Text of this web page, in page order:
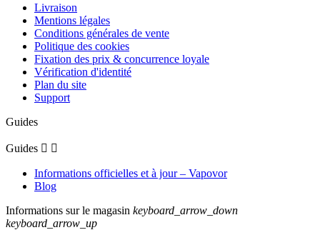
Livraison
Mentions légales
Conditions générales de vente
Politique des cookies
Fixation des prix & concurrence loyale
Vérification d'identité
Plan du site
Support
Guides
Guides  
Informations officielles et à jour – Vapovor
Blog
Informations sur le magasin keyboard_arrow_down
keyboard_arrow_up